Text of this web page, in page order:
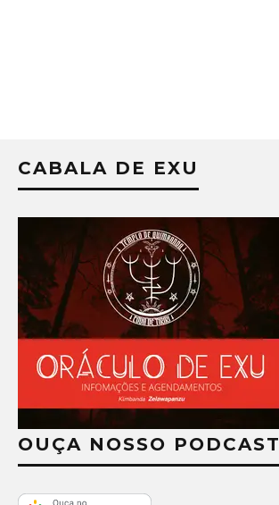
CABALA DE EXU
OUÇA NOSSO PODCAST